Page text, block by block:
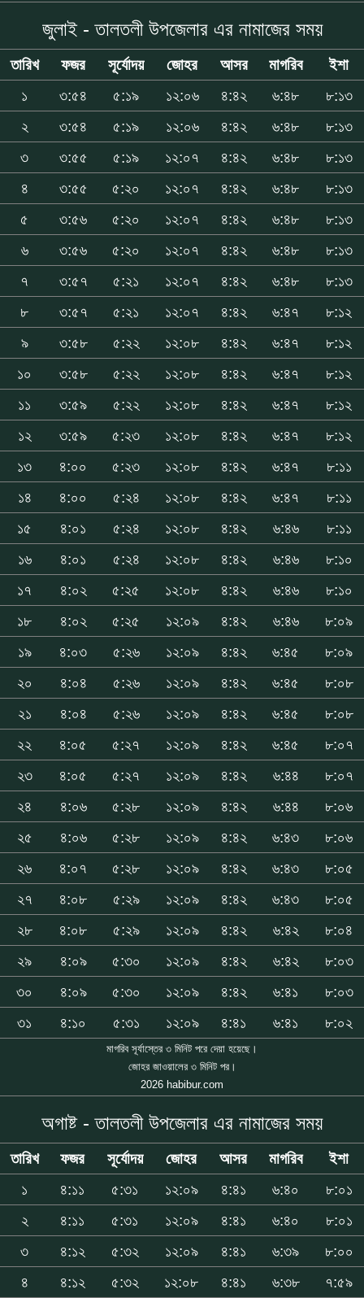
জুলাই - তালতলী উপজেলার এর নামাজের সময়
তারিখ ফজর সূর্যোদয় জোহর আসর মাগরিব
ইশা
১
৩:৫৪ ৫:১৯ ১২:০৬ ৪:৪২ ৬:৪৮
৮:১৩
২
৩:৫৪ ৫:১৯ ১২:০৬ ৪:৪২ ৬:৪৮
৮:১৩
৩
৩:৫৫ ৫:১৯ ১২:০৭ ৪:৪২ ৬:৪৮
৮:১৩
৪
৩:৫৫ ৫:২০ ১২:০৭ ৪:৪২ ৬:৪৮
৮:১৩
৫
৩:৫৬ ৫:২০ ১২:০৭ ৪:৪২ ৬:৪৮
৮:১৩
৬
৩:৫৬ ৫:২০ ১২:০৭ ৪:৪২ ৬:৪৮
৮:১৩
৭
৩:৫৭ ৫:২১ ১২:০৭ ৪:৪২ ৬:৪৮
৮:১৩
৮
৩:৫৭ ৫:২১ ১২:০৭ ৪:৪২ ৬:৪৭
৮:১২
৯
৩:৫৮ ৫:২২ ১২:০৮ ৪:৪২ ৬:৪৭
৮:১২
১০
৩:৫৮ ৫:২২ ১২:০৮ ৪:৪২ ৬:৪৭
৮:১২
১১
৩:৫৯ ৫:২২ ১২:০৮ ৪:৪২ ৬:৪৭
৮:১২
১২
৩:৫৯ ৫:২৩ ১২:০৮ ৪:৪২ ৬:৪৭
৮:১২
১৩
৪:০০ ৫:২৩ ১২:০৮ ৪:৪২ ৬:৪৭
৮:১১
১৪
৪:০০ ৫:২৪ ১২:০৮ ৪:৪২ ৬:৪৭
৮:১১
১৫
৪:০১ ৫:২৪ ১২:০৮ ৪:৪২ ৬:৪৬
৮:১১
১৬
৪:০১ ৫:২৪ ১২:০৮ ৪:৪২ ৬:৪৬
৮:১০
১৭
৪:০২ ৫:২৫ ১২:০৮ ৪:৪২ ৬:৪৬
৮:১০
১৮
৪:০২ ৫:২৫ ১২:০৯ ৪:৪২ ৬:৪৬
৮:০৯
১৯
৪:০৩ ৫:২৬ ১২:০৯ ৪:৪২ ৬:৪৫
৮:০৯
২০
৪:০৪ ৫:২৬ ১২:০৯ ৪:৪২ ৬:৪৫
৮:০৮
২১
৪:০৪ ৫:২৬ ১২:০৯ ৪:৪২ ৬:৪৫
৮:০৮
২২
৪:০৫ ৫:২৭ ১২:০৯ ৪:৪২ ৬:৪৫
৮:০৭
২৩
৪:০৫ ৫:২৭ ১২:০৯ ৪:৪২ ৬:৪৪
৮:০৭
২৪
৪:০৬ ৫:২৮ ১২:০৯ ৪:৪২ ৬:৪৪
৮:০৬
২৫
৪:০৬ ৫:২৮ ১২:০৯ ৪:৪২ ৬:৪৩
৮:০৬
২৬
৪:০৭ ৫:২৮ ১২:০৯ ৪:৪২ ৬:৪৩
৮:০৫
২৭
৪:০৮ ৫:২৯ ১২:০৯ ৪:৪২ ৬:৪৩
৮:০৫
২৮
৪:০৮ ৫:২৯ ১২:০৯ ৪:৪২ ৬:৪২
৮:০৪
২৯
৪:০৯ ৫:৩০ ১২:০৯ ৪:৪২ ৬:৪২
৮:০৩
৩০
৪:০৯ ৫:৩০ ১২:০৯ ৪:৪২ ৬:৪১
৮:০৩
৩১
৪:১০ ৫:৩১ ১২:০৯ ৪:৪১ ৬:৪১ ৮:০২
মাগরিব সূর্যাস্তের ৩ মিনিট পরে দেয়া হয়েছে।
জোহর জাওয়ালের ৩ মিনিট পর।
2026 habibur.com
অগাষ্ট - তালতলী উপজেলার এর নামাজের সময়
তারিখ ফজর সূর্যোদয় জোহর আসর মাগরিব
ইশা
১
৪:১১ ৫:৩১ ১২:০৯ ৪:৪১ ৬:৪০
৮:০১
২
৪:১১ ৫:৩১ ১২:০৯ ৪:৪১ ৬:৪০
৮:০১
৩
৪:১২ ৫:৩২ ১২:০৯ ৪:৪১ ৬:৩৯
৮:০০
৪
৪:১২ ৫:৩২ ১২:০৮ ৪:৪১ ৬:৩৮
৭:৫৯